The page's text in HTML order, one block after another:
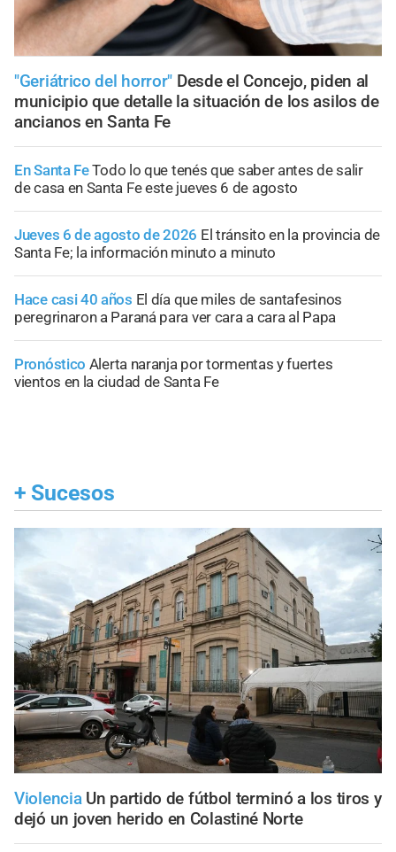
"Geriátrico del horror" Desde el Concejo, piden al
municipio que detalle la situación de los asilos de
ancianos en Santa Fe
En Santa FeTodo lo que tenés que saber antes de salir
de casa en Santa Fe este jueves 6 de agosto
Jueves 6 de agosto de 2026 El tránsito en la provincia de
Santa Fe; la información minuto a minuto
Hace casi 40 años El día que miles de santafesinos
peregrinaron a Paraná para ver cara a cara al Papa
Pronóstico Alerta naranja por tormentas y fuertes
vientos en la ciudad de Santa Fe
+ Sucesos
Violencia Un partido de fútbol terminó a los tiros y
dejó un joven herido en Colastiné Norte